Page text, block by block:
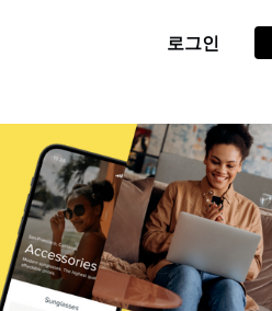
로그인